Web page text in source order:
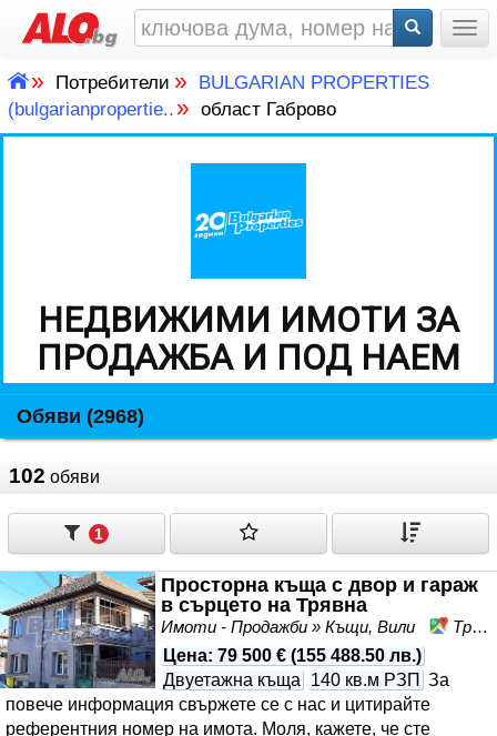
» Потребители»
BULGARIAN PROPERTIES
(bulgarianpropertie.. » област Габрово
НЕДВИЖИМИ ИМОТИ ЗА
ПРОДАЖБА И ПОД НАЕМ
Обяви (2968)
102 обяви
1
Просторна къща с двор и гараж
в сърцето на Трявна
Имоти - Продажби » Къщи, Вили
Трявна, област Габрово
Цена: 79 500 € (155 488.50 лв.)
Двуетажна къща 140 кв.м РЗП За
повече информация свържете се с нас и цитирайте
референтния номер на имота. Моля, кажете, че сте